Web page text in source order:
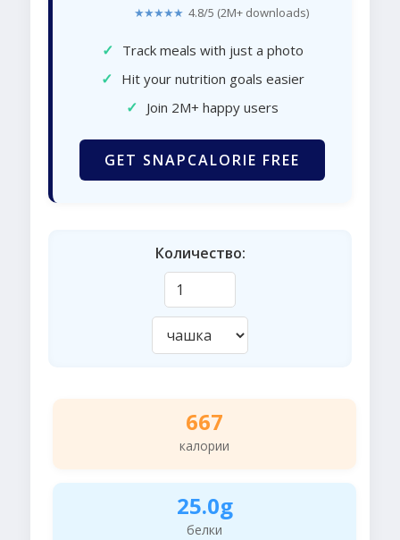
★★★★★ 4.8/5 (2M+ downloads)
✓ Track meals with just a photo
✓ Hit your nutrition goals easier
✓ Join 2M+ happy users
GET SNAPCALORIE FREE
Количество:
667
калории
25.0g
белки